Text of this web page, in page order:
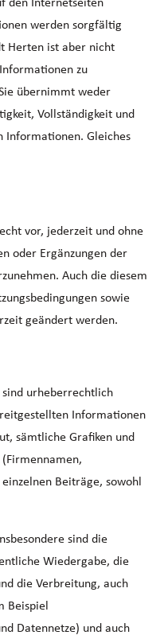
werden sorgfältig
Herten ist aber nicht
zu
übernimmt weder
Vollständigkeit und
Gleiches
vor, jederzeit und ohne
oder Ergänzungen der
Auch die diesem
sowie
geändert werden.
urheberrechtlich
Informationen
sämtliche Grafiken und
Beiträge, sowohl
sind die
Wiedergabe, die
die Verbreitung, auch
Beispiel
Datennetze) und auch